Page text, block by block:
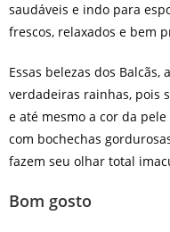
saudáveis e indo para
frescos, relaxados e bem
Essas belezas dos Balcãs,
verdadeiras rainhas, pois
e até mesmo a cor da
com bochechas
fazem seu olhar total
Bom gosto